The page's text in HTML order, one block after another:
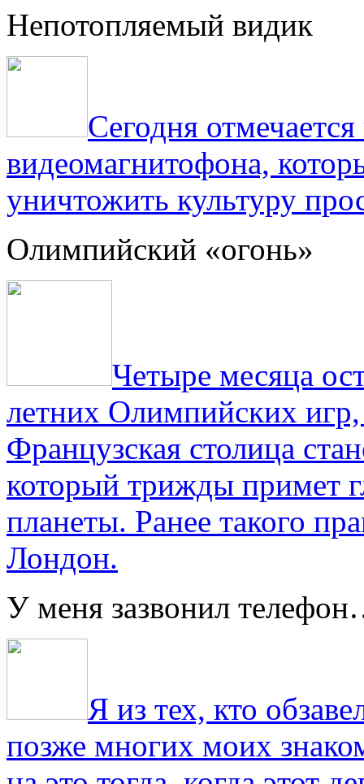
Непотопляемый видик
Сегодня
видеомагнитофона,
уничтожить культуру
Олимпийский «огонь»
Четыре месяца
летних Олимпийских
Французская столица
который трижды примет
планеты. Ранее такого
Лондон.
У меня зазвонил
Я из тех, кто
позже многих моих